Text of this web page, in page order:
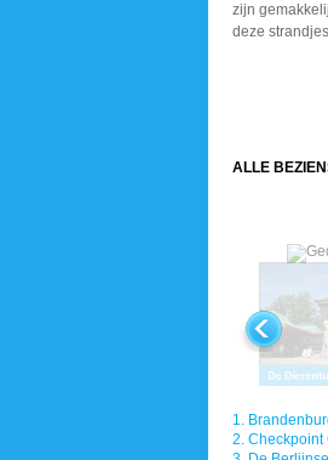
zijn
deze
ALLE
1.
2. Checkpoint